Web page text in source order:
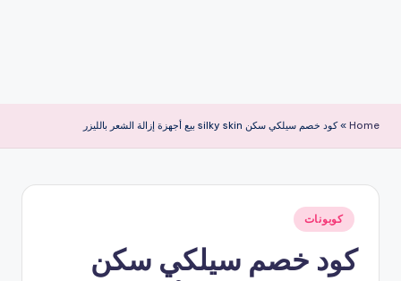
Home
»كود خصم سيلكي سكن silky skin بيع أجهزة إزالة الشعر بالليزر
نُشر
في
كوبونات
كود خصم سيلكي سكن